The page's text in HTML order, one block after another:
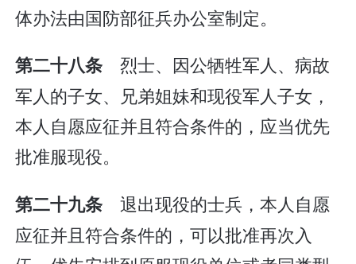
体办法由国防部征兵办公室制定。
第二十八条 烈士、因公牺牲军人、病故
军人的子女、兄弟姐妹和现役军人子女，
本人自愿应征并且符合条件的，应当优先
批准服现役。
第二十九条 退出现役的士兵，本人自愿
应征并且符合条件的，可以批准再次入